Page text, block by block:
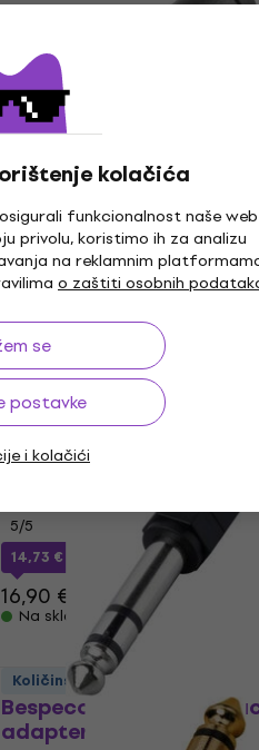
kolačića
funkcionalnost naše web
privolu, koristimo ih za analizu
na reklamnim
o zaštiti osobnih
se
postavke
i kolačići
12,80 €
Na skladištu
Soundking CC 320 Jack-
adapter
Jack-Jack adapter
4,4/5
1,49 €
D'Addario Planet Waves
P047E Jack-Jack adapter
5/5
14,73 €
MUZMUZ-10
16,90 €
Na skladištu
Količinski popust
Bespeco AD190 Jack-
adapter
Količinski popust